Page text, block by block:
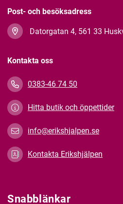
Post- och besöksadress
Datorgatan 4, 561 33
Kontakta oss
0383-46 74 50
Hitta butik och öppettider
info@erikshjalpen.se
Kontakta Erikshjälpen
Snabblänkar